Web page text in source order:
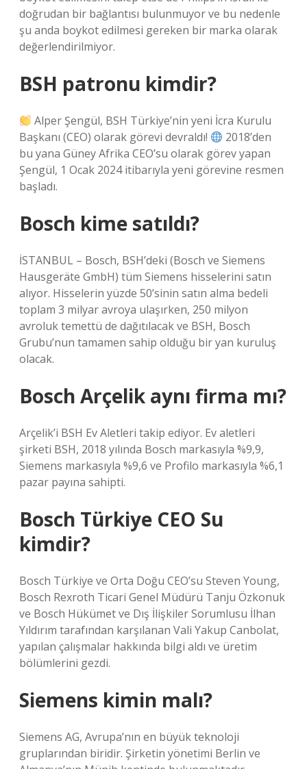
doğrudan bir bağlantısı bulunmuyor ve bu nedenle
şu anda boykot edilmesi gereken bir marka olarak
değerlendirilmiyor.
BSH patronu kimdir?
Alper Şengül, BSH Türkiye’nin yeni İcra Kurulu
Başkanı (CEO) olarak görevi devraldı!
2018’den
bu yana Güney Afrika CEO’su olarak görev yapan
Şengül, 1 Ocak 2024 itibarıyla yeni görevine resmen
başladı.
Bosch kime satıldı?
İSTANBUL – Bosch, BSH’deki (Bosch ve Siemens
Hausgeräte GmbH) tüm Siemens hisselerini satın
alıyor. Hisselerin yüzde 50’sinin satın alma bedeli
toplam 3 milyar avroya ulaşırken, 250 milyon
avroluk temettü de dağıtılacak ve BSH, Bosch
Grubu’nun tamamen sahip olduğu bir yan kuruluş
olacak.
Bosch Arçelik aynı firma mı?
Arçelik’i BSH Ev Aletleri takip ediyor. Ev aletleri
şirketi BSH, 2018 yılında Bosch markasıyla %9,9,
Siemens markasıyla %9,6 ve Profilo markasıyla %6,1
pazar payına sahipti.
Bosch Türkiye CEO Su
kimdir?
Bosch Türkiye ve Orta Doğu CEO’su Steven Young,
Bosch Rexroth Ticari Genel Müdürü Tanju Özkonuk
ve Bosch Hükümet ve Dış İlişkiler Sorumlusu İlhan
Yıldırım tarafından karşılanan Vali Yakup Canbolat,
yapılan çalışmalar hakkında bilgi aldı ve üretim
bölümlerini gezdi.
Siemens kimin malı?
Siemens AG, Avrupa’nın en büyük teknoloji
gruplarından biridir. Şirketin yönetimi Berlin ve